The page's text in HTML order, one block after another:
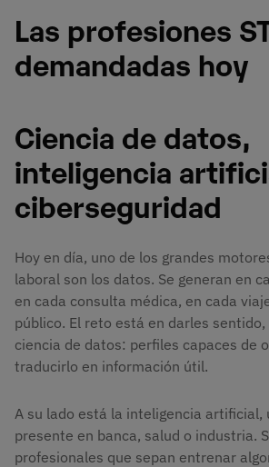
Las profesiones
demandadas hoy
Ciencia de datos,
inteligencia
ciberseguridad
Hoy en día, uno de los grandes
laboral son los datos. Se generan en
en cada consulta médica, en cada
público. El reto está en darles
ciencia de datos: perfiles capaces de
traducirlo en información útil.
A su lado está la inteligencia artificial,
presente en banca, salud o industria.
profesionales que sepan entrenar